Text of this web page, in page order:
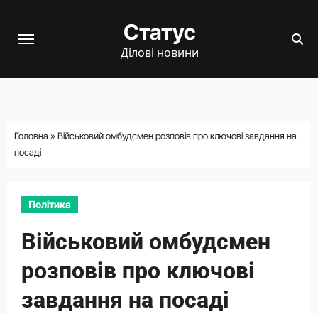
Статус
Ділові новини
Головна » Військовий омбудсмен розповів про ключові завдання на
посаді
Політика
Військовий омбудсмен
розповів про ключові
завдання на посаді